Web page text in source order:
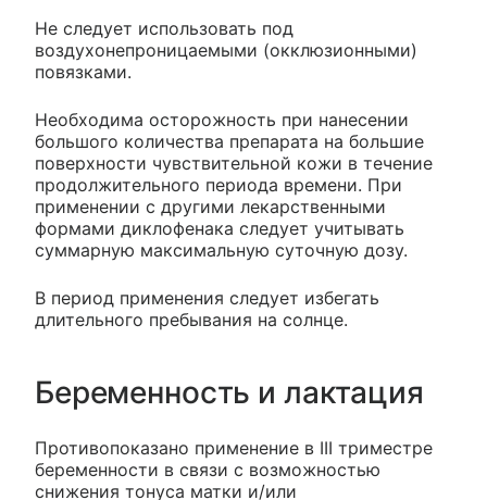
Не следует использовать под
воздухонепроницаемыми (окклюзионными)
повязками.
Необходима осторожность при нанесении
большого количества препарата на большие
поверхности чувствительной кожи в течение
продолжительного периода времени. При
применении с другими лекарственными
формами диклофенака следует учитывать
суммарную максимальную суточную дозу.
В период применения следует избегать
длительного пребывания на солнце.
Беременность и лактация
Противопоказано применение в III триместре
беременности в связи с возможностью
снижения тонуса матки и/или